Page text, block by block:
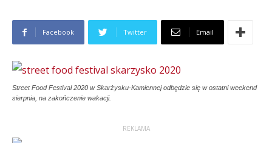
Facebook Twitter Email
Street Food Festival 2020 w Skarżysku-Kamiennej odbędzie się w ostatni weekend
sierpnia, na zakończenie wakacji.
REKLAMA